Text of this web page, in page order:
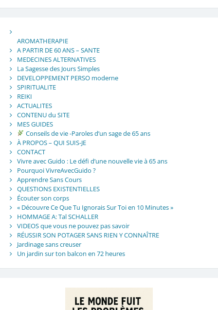
AROMATHERAPIE
A PARTIR DE 60 ANS – SANTE
MEDECINES ALTERNATIVES
La Sagesse des Jours Simples
DEVELOPPEMENT PERSO moderne
SPIRITUALITE
REIKI
ACTUALITES
CONTENU du SITE
MES GUIDES
Conseils de vie -Paroles d’un sage de 65 ans
À PROPOS – QUI SUIS-JE
CONTACT
Vivre avec Guido : Le défi d’une nouvelle vie à 65 ans
Pourquoi VivreAvecGuido ?
Apprendre Sans Cours
QUESTIONS EXISTENTIELLES
Écouter son corps
« Découvre Ce Que Tu Ignorais Sur Toi en 10 Minutes »
HOMMAGE A: Tal SCHALLER
VIDEOS que vous ne pouvez pas savoir
RÉUSSIR SON POTAGER SANS RIEN Y CONNAÎTRE
Jardinage sans creuser
Un jardin sur ton balcon en 72 heures